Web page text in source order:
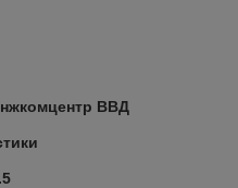
ВВД